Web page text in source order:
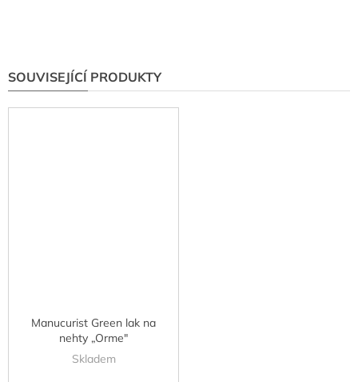
SOUVISEJÍCÍ PRODUKTY
Manucurist Green lak na
nehty „Orme"
Skladem